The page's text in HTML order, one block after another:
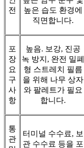
전
높은 습도 환경에
직면합니다.
포
장
요
구
사
항
높음. 보강, 진공
녹 방지, 완전 밀폐
형 스트레치 필름
을 위해 나무 상자
와 팔레트가 필요
합니다.
통
관
터미널 수수료, 보
관 수수료 등을 포